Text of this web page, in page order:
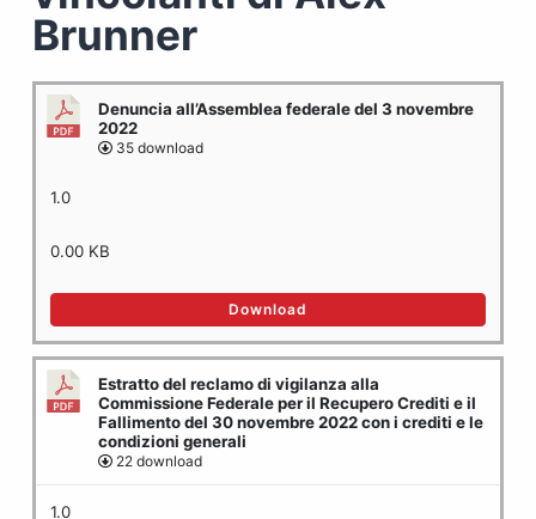
Brunner
Denuncia all’Assemblea federale del 3 novembre
2022
35 download
1.0
0.00 KB
Download
Estratto del reclamo di vigilanza alla
Commissione Federale per il Recupero Crediti e il
Fallimento del 30 novembre 2022 con i crediti e le
condizioni generali
22 download
1.0